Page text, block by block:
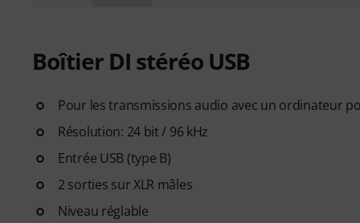
Boîtier DI stéréo USB
Pour les transmissions audio avec un ordinateur
Résolution: 24 bit / 96 kHz
Entrée USB (type B)
2 sorties sur XLR mâles
Niveau réglable